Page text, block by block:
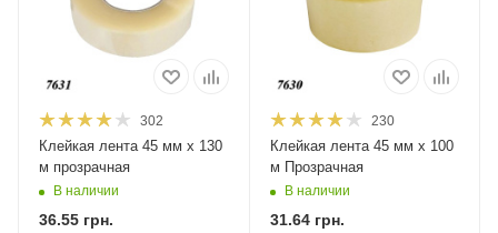
302
Клейкая лента 45 мм х 130
м прозрачная
В наличии
36.55 грн.
230
Клейкая лента 45 мм х 100
м Прозрачная
В наличии
31.64грн.